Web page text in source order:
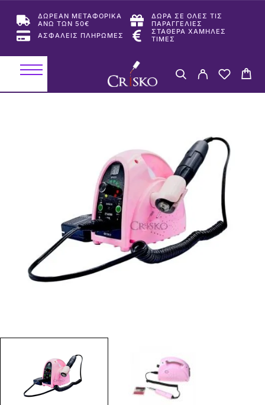
ΔΩΡΕΑΝ ΜΕΤΑΦΟΡΙΚΑ
ΑΝΩ ΤΩΝ 50€
ΔΩΡΑ ΣΕ ΟΛΕΣ ΤΙΣ
ΠΑΡΑΓΓΕΛΙΕΣ
ΑΣΦΑΛΕΙΣ ΠΛΗΡΩΜΕΣ
ΣΤΑΘΕΡΑ ΧΑΜΗΛΕΣ
ΤΙΜΕΣ